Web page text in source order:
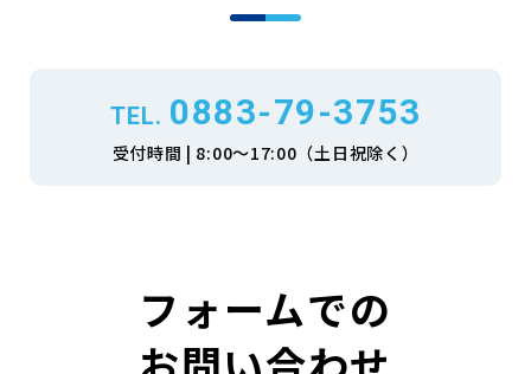
TEL. 0883-79-3753
受付時間 | 8:00～17:00（土日祝除く）
フォームでの